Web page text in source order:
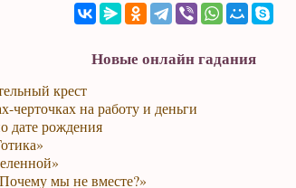
Новые онлайн гадания
крест
черточках на работу и деньги
дате рождения
мы не вместе?»